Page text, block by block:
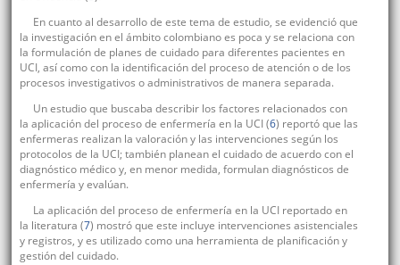
En cuanto al desarrollo de este tema de estudio, se evidenció que
la investigación en el ámbito colombiano es poca y se relaciona con
la formulación de planes de cuidado para diferentes pacientes en
UCI, así como con la identificación del proceso de atención o de los
procesos investigativos o administrativos de manera separada.
Un estudio que buscaba describir los factores relacionados con
la aplicación del proceso de enfermería en la UCI (6) reportó que las
enfermeras realizan la valoración y las intervenciones según los
protocolos de la UCI; también planean el cuidado de acuerdo con el
diagnóstico médico y, en menor medida, formulan diagnósticos de
enfermería y evalúan.
La aplicación del proceso de enfermería en la UCI reportado en
la literatura (7) mostró que este incluye intervenciones asistenciales
y registros, y es utilizado como una herramienta de planificación y
gestión del cuidado.